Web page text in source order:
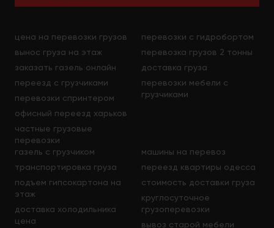
цена на перевозки грузов
вынос груза на этаж
заказать газель онлайн
переезд с грузчиками
перевозки спринтером
офисный переезд харьков
частные грузовые
перевозки
перевозки с гидробортом
перевозка грузов 2 тонны
доставка груза
перевозки мебели с
грузчиками
газель с грузчиком
транспортировка груза
подъем гипсокартона на
этаж
доставка холодильника
цена
машины на перевоз
переезд квартиры одесса
стоимость доставки груза
круглосуточное
грузоперевозки
вывоз старой мебели